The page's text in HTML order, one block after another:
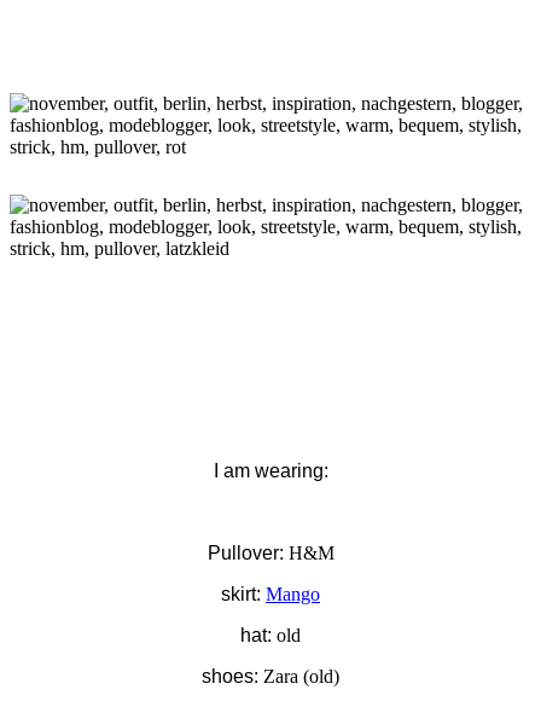
I am wearing:
Pullover: H&M
skirt: Mango
hat: old
shoes: Zara (old)